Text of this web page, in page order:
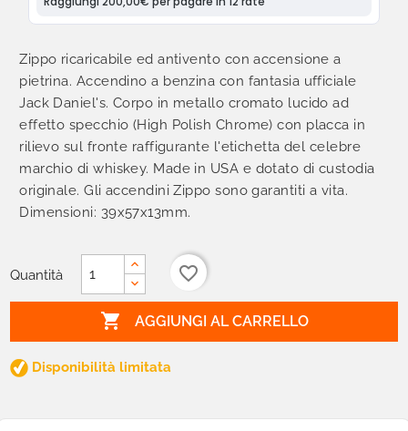
Zippo ricaricabile ed antivento con accensione a
pietrina. Accendino a benzina con fantasia ufficiale
Jack Daniel's. Corpo in metallo cromato lucido ad
effetto specchio (High Polish Chrome) con placca in
rilievo sul fronte raffigurante l'etichetta del celebre
marchio di whiskey. Made in USA e dotato di custodia
originale. Gli accendini Zippo sono garantiti a vita.
Dimensioni: 39x57x13mm.
Quantità
 AGGIUNGI AL CARRELLO
favorite_border
Disponibilità limitata